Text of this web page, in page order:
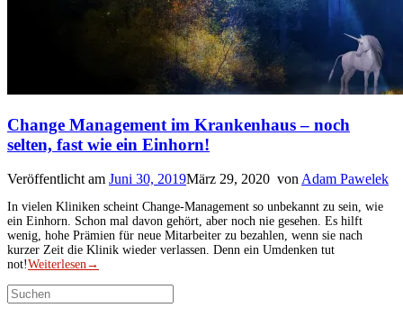
Change Management im Krankenhaus – noch
selten, fast wie ein Einhorn!
Veröffentlicht am Juni 30, 2019März 29, 2020 von Adam Pawelek
In vielen Kliniken scheint Change-Management so unbekannt zu sein, wie
ein Einhorn. Schon mal davon gehört, aber noch nie gesehen. Es hilft
wenig, hohe Prämien für neue Mitarbeiter zu bezahlen, wenn sie nach
kurzer Zeit die Klinik wieder verlassen. Denn ein Umdenken tut
not!Weiterlesen→
Suchen
nach: